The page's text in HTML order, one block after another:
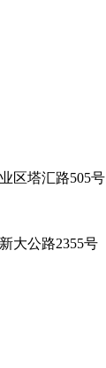
区塔汇路505号
大公路2355号